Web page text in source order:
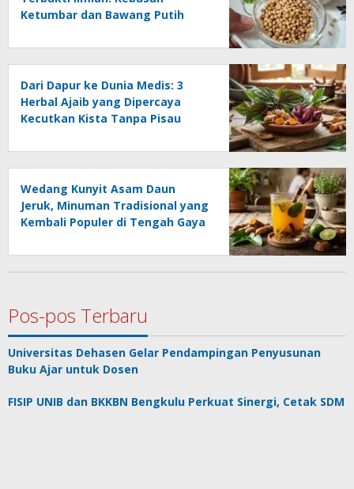
Ketumbar dan Bawang Putih
Dari Dapur ke Dunia Medis: 3
Herbal Ajaib yang Dipercaya
Kecutkan Kista Tanpa Pisau
Wedang Kunyit Asam Daun
Jeruk, Minuman Tradisional yang
Kembali Populer di Tengah Gaya
Pos-pos Terbaru
Universitas Dehasen Gelar Pendampingan Penyusunan
Buku Ajar untuk Dosen
FISIP UNIB dan BKKBN Bengkulu Perkuat Sinergi, Cetak SDM